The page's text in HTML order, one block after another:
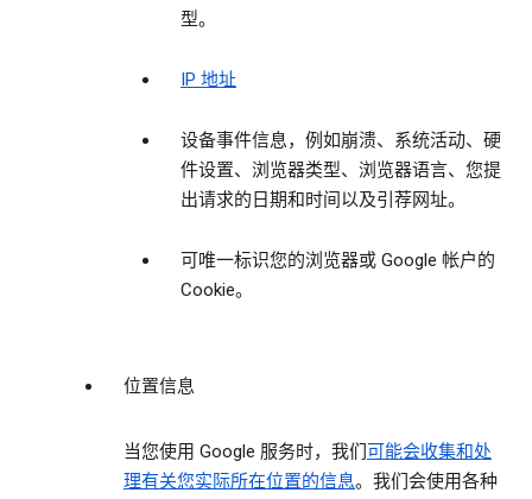
型。
IP 地址
设备事件信息，例如崩溃、系统活动、硬
件设置、浏览器类型、浏览器语言、您提
出请求的日期和时间以及引荐网址。
可唯一标识您的浏览器或 Google 帐户的
Cookie。
位置信息
当您使用 Google 服务时，我们可能会收集和处
理有关您实际所在位置的信息。我们会使用各种